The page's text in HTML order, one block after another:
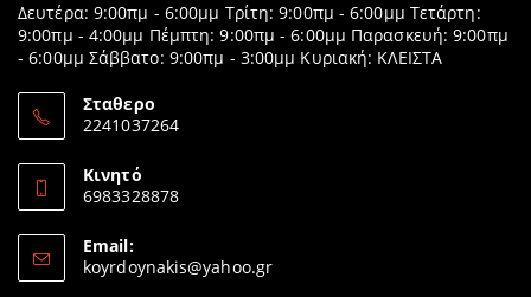
Δευτέρα: 9:00πμ - 6:00μμ Τρίτη: 9:00πμ - 6:00μμ Τετάρτη:
9:00πμ - 4:00μμ Πέμπτη: 9:00πμ - 6:00μμ Παρασκευή: 9:00πμ
- 6:00μμ Σάββατο: 9:00πμ - 3:00μμ Κυριακή: ΚΛΕΙΣΤΑ
Σταθερο
2241037264
in
your
Κινητό
6983328878
in
your
Email:
koyrdoynakis@yahoo.grOpens